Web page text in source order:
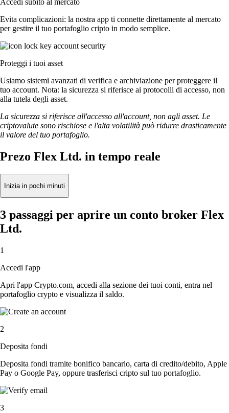
Evita complicazioni: la nostra app ti connette direttamente al mercato
per gestire il tuo portafoglio cripto in modo semplice.
Proteggi i tuoi asset
Usiamo sistemi avanzati di verifica e archiviazione per proteggere il
tuo account. Nota: la sicurezza si riferisce ai protocolli di accesso, non
alla tutela degli asset.
La sicurezza si riferisce all'accesso all'account, non agli asset. Le
criptovalute sono rischiose e l'alta volatilità può ridurre drasticamente
il valore del tuo portafoglio.
Prezo Flex Ltd. in tempo reale
Inizia in pochi minuti
3 passaggi per aprire un conto broker Flex
Ltd.
1
Accedi l'app
Apri l'app Crypto.com, accedi alla sezione dei tuoi conti, entra nel
portafoglio crypto e visualizza il saldo.
2
Deposita fondi
Deposita fondi tramite bonifico bancario, carta di credito/debito, Apple
Pay o Google Pay, oppure trasferisci cripto sul tuo portafoglio.
3